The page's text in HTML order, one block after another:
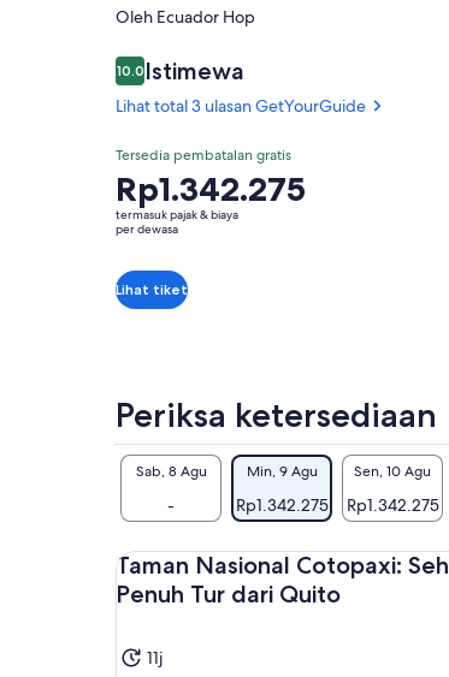
Oleh Ecuador Hop
10.010.0 dari 10
Istimewa
Lihat total 3 ulasan GetYourGuide
Tersedia pembatalan gratis
Harga
Rp1.342.275
per
Rp1.342.275
termasuk pajak & biaya
per dewasa
Lihat tiket
Periksa ketersediaan
Sab, 8 Agu
-
Min, 9 Agu
Rp1.342.275
Sen, 10 Agu
Rp1.342.275
Taman Nasional Cotopaxi:
Penuh Tur dari Quito
11j